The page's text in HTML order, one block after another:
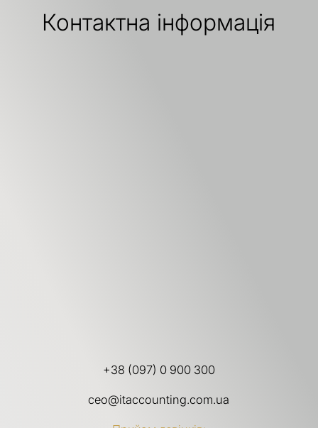
Контактна інформація
+38 (097) 0 900 300
ceo@itaccounting.com.ua